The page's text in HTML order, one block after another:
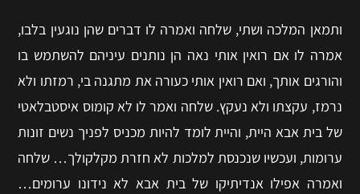
ותמאן המלכה ושתי, שלחה ואמרה לו דברים שהן נוגעין בלבו,
אמרה לו אם רואין אותי נאה הן נותנים עיניהם להשתמש בו
והורגים אותך, ואם רואין אותי כעורה את מתגנה בי, רמזתו ולא
נרמז, עקצתו ולא נעקץ. שלחה ואמר לו לא קומוס איסטבלאטי
של בית אבא היית, והיית לומד להיות מכניס לפניך נשים זונות
ערומות, ועכשיו שנכנסת למלכות לא חזרת מקלקולך… שלחה
ואמרה אפילו אנדיתיקו של בית אבא לא נידונו ערומים…